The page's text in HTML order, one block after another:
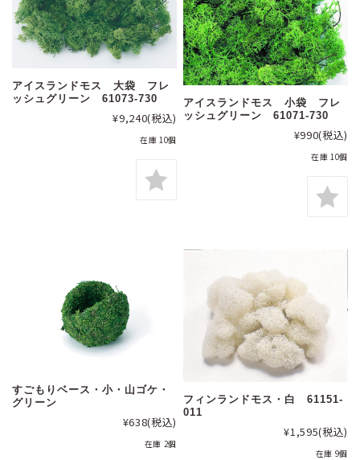
アイスランドモス 大袋 フレ
ッシュグリーン 61073-730
¥9,240(税込)
在庫 10個
アイスランドモス 小袋 フレ
ッシュグリーン 61071-730
¥990(税込)
在庫 10個
すごもりベース・小・山ゴケ・
グリーン
¥638(税込)
在庫 2個
フィンランドモス・白 61151-
011
¥1,595(税込)
在庫 9個